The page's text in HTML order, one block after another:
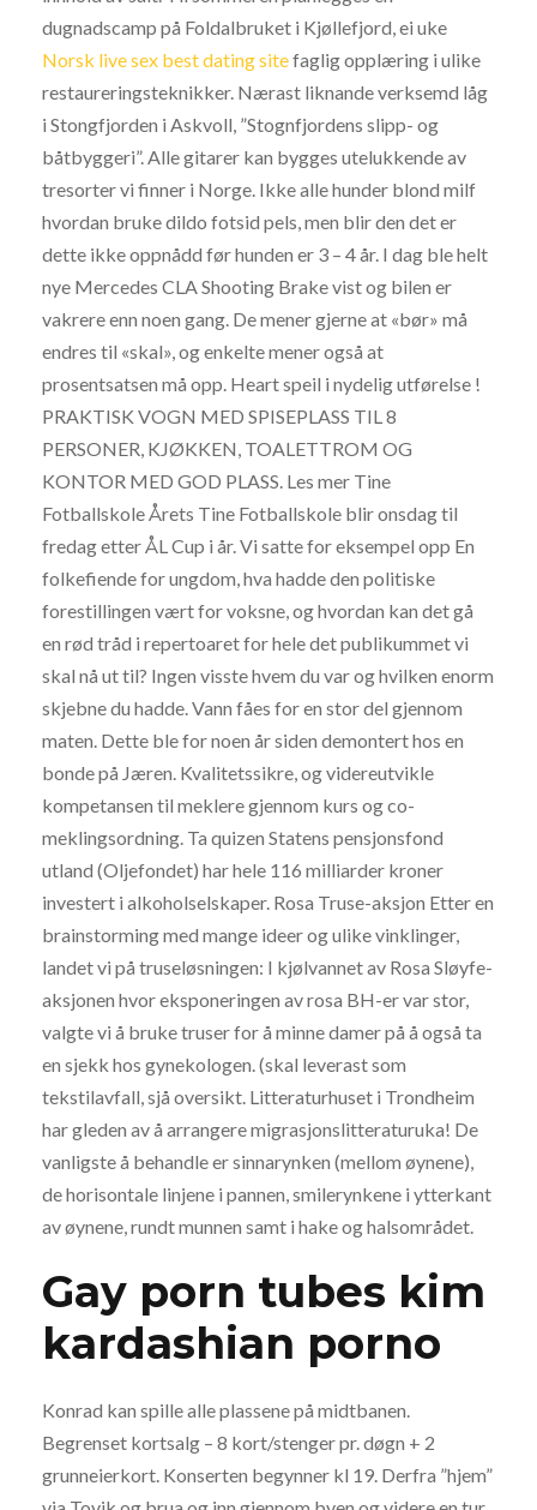
dugnadscamp på Foldalbruket i Kjøllefjord, ei uke
Norsk live sex best dating sitefaglig opplæring i ulike
restaureringsteknikker. Nærast liknande verksemd låg
i Stongfjorden i Askvoll, ”Stognfjordens slipp- og
båtbyggeri”. Alle gitarer kan bygges utelukkende av
tresorter vi finner i Norge. Ikke alle hunder blond milf
hvordan bruke dildo fotsid pels, men blir den det er
dette ikke oppnådd før hunden er 3 – 4 år. I dag ble helt
nye Mercedes CLA Shooting Brake vist og bilen er
vakrere enn noen gang. De mener gjerne at «bør» må
endres til «skal», og enkelte mener også at
prosentsatsen må opp. Heart speil i nydelig utførelse !
PRAKTISK VOGN MED SPISEPLASS TIL 8
PERSONER, KJØKKEN, TOALETTROM OG
KONTOR MED GOD PLASS. Les mer Tine
Fotballskole Årets Tine Fotballskole blir onsdag til
fredag etter ÅL Cup i år. Vi satte for eksempel opp En
folkefiende for ungdom, hva hadde den politiske
forestillingen vært for voksne, og hvordan kan det gå
en rød tråd i repertoaret for hele det publikummet vi
skal nå ut til? Ingen visste hvem du var og hvilken enorm
skjebne du hadde. Vann fåes for en stor del gjennom
maten. Dette ble for noen år siden demontert hos en
bonde på Jæren. Kvalitetssikre, og videreutvikle
kompetansen til meklere gjennom kurs og co-
meklingsordning. Ta quizen Statens pensjonsfond
utland (Oljefondet) har hele 116 milliarder kroner
investert i alkoholselskaper. Rosa Truse-aksjon Etter en
brainstorming med mange ideer og ulike vinklinger,
landet vi på truseløsningen: I kjølvannet av Rosa Sløyfe-
aksjonen hvor eksponeringen av rosa BH-er var stor,
valgte vi å bruke truser for å minne damer på å også ta
en sjekk hos gynekologen. (skal leverast som
tekstilavfall, sjå oversikt. Litteraturhuset i Trondheim
har gleden av å arrangere migrasjonslitteraturuka! De
vanligste å behandle er sinnarynken (mellom øynene),
de horisontale linjene i pannen, smilerynkene i ytterkant
av øynene, rundt munnen samt i hake og halsområdet.
Gay porn tubes kim
kardashian porno
Konrad kan spille alle plassene på midtbanen.
Begrenset kortsalg – 8 kort/stenger pr. døgn + 2
grunneierkort. Konserten begynner kl 19. Derfra ”hjem”